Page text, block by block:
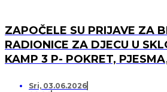
ZAPOČELE SU PRIJAVE ZA
RADIONICE ZA DJECU U
KAMP 3 P- POKRET,
Sri, 03.06.2026